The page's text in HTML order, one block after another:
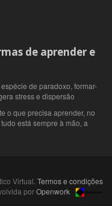
de aprender e
de paradoxo, formar-
stress e dispersão
o que precisa aprender, no
está sempre à mão, a
Virtual. Termos e condições
porOpenwork